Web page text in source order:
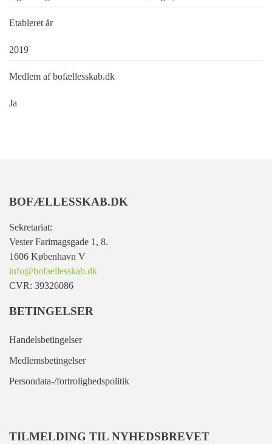
Etableret år
2019
Medlem af bofællesskab.dk
Ja
BOFÆLLESSKAB.DK
Sekretariat:
Vester Farimagsgade 1, 8.
1606 København V
info@bofaellesskab.dk
CVR: 39326086
BETINGELSER
Handelsbetingelser
Medlemsbetingelser
Persondata-/fortrolighedspolitik
TILMELDING TIL NYHEDSBREVET